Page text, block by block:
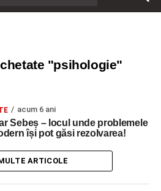
"psihologie"
acum 6 ani
Sebeș – locul unde problemele
își pot găsi rezolvarea!
ARTICOLE